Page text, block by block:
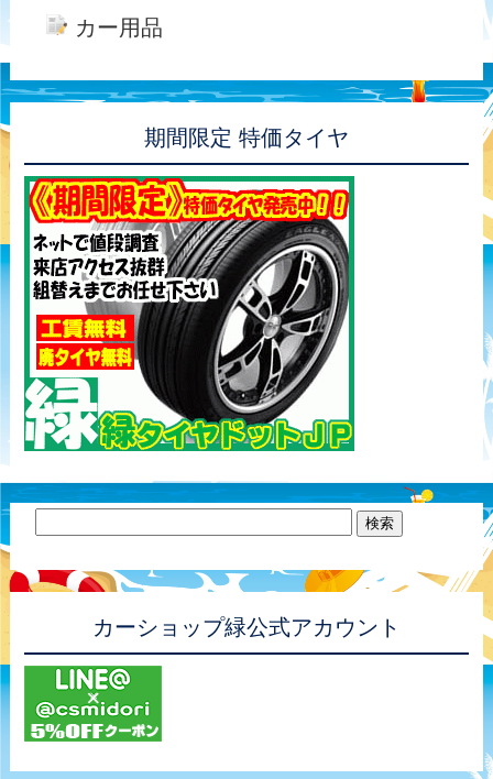
カー用品
期間限定 特価タイヤ
カーショップ緑公式アカウント